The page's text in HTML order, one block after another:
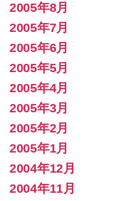
2005年8月
2005年7月
2005年6月
2005年5月
2005年4月
2005年3月
2005年2月
2005年1月
2004年12月
2004年11月